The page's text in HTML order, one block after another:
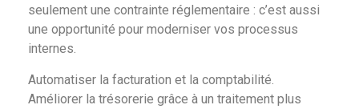
seulement une contrainte réglementaire : c’est aussi
une opportunité pour moderniser vos processus
internes.
Automatiser la facturation et la comptabilité.
Améliorer la trésorerie grâce à un traitement plus